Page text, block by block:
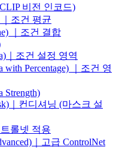
비전 인코드)
｜조건 평균
｜조건 결합
｜조건 설정 영역
with Percentage) ｜조건 영
Strength)
｜컨디셔닝 (마스크 설
롤넷 적용
｜고급 ControlNet